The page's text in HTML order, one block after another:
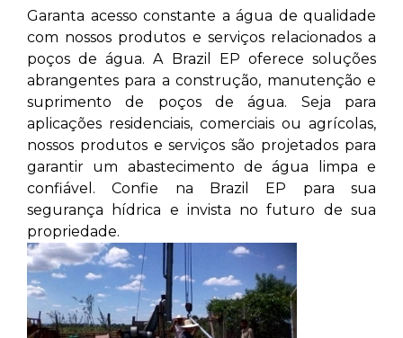
Garanta acesso constante a água de qualidade
com nossos produtos e serviços relacionados a
poços de água. A Brazil EP oferece soluções
abrangentes para a construção, manutenção e
suprimento de poços de água. Seja para
aplicações residenciais, comerciais ou agrícolas,
nossos produtos e serviços são projetados para
garantir um abastecimento de água limpa e
confiável. Confie na Brazil EP para sua
segurança hídrica e invista no futuro de sua
propriedade.